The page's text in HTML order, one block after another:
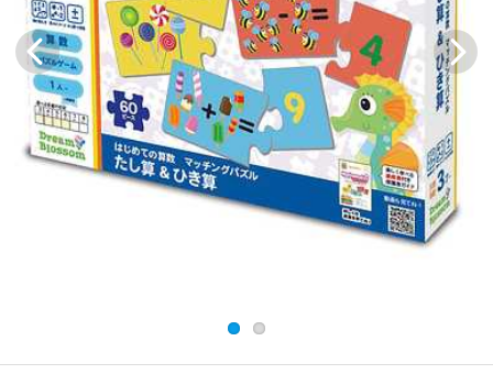
Previous Next